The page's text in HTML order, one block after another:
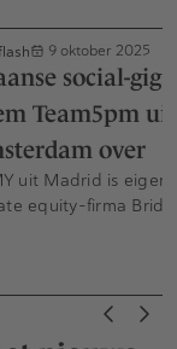
9 oktober 2025
social-
Team5pm uit
over
uit Madrid is
equity-firma